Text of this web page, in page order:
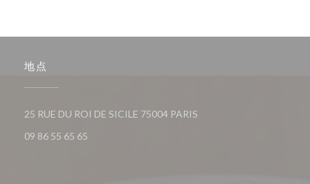
地点
25 RUE DU ROI DE SICILE 75004 PARIS
09 86 55 65 65